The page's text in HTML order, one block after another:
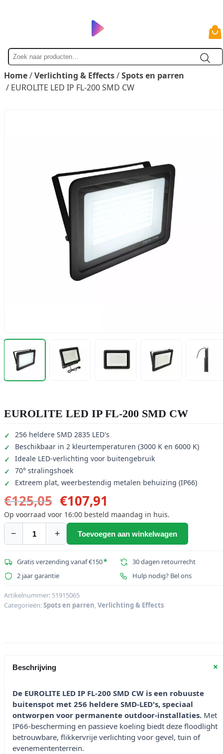
Zoek
naar
Home/Verlichting & Effects/Spots en parren
/ EUROLITE LED IP FL-200 SMD CW
EUROLITE LED IP FL-200 SMD CW
256 heldere SMD 2835 LED's
Beschikbaar in 2 kleurtemperaturen (3000 K en 6000 K)
Ideale LED-verlichting voor buitengebruik
70° stralingshoek
Extreem plat, weerbestendig metalen behuizing (IP66)
€125,05 Oorspronkelijke
prijs
was:
€125,05.
€107,91
prijs
is:
€107,91.
Op voorraad voor 16:00 besteld maandag in huis.
−
EUROLITE
IP
FL-
SMD
CW
+ Toevoegen aan winkelwagen
Gratis verzending vanaf €150*
30 dagen retourrecht
2 jaar garantie
Hulp nodig? Bel ons
Artikelnummer: 51915065
Categorieën:Spots en parren,Verlichting & Effects
Beschrijving +
De EUROLITE LED IP FL-200 SMD CW is een robuuste
buitenspot met 256 heldere SMD-LED's, speciaal
ontworpen voor permanente outdoor-installaties. Met
IP66-bescherming en passieve koeling biedt deze floodlight
betrouwbare, flikkervrije verlichting voor gevel, tuin of
evenemententerrein.